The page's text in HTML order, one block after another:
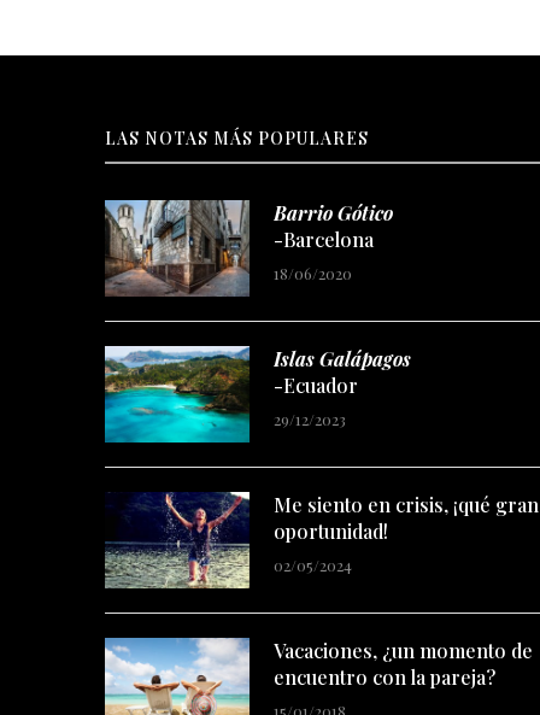
LAS NOTAS MÁS POPULARES
Barrio Gótico
-Barcelona
18/06/2020
Islas Galápagos
-Ecuador
29/12/2023
Me siento en crisis, ¡qué gran
oportunidad!
02/05/2024
Vacaciones, ¿un momento de
encuentro con la pareja?